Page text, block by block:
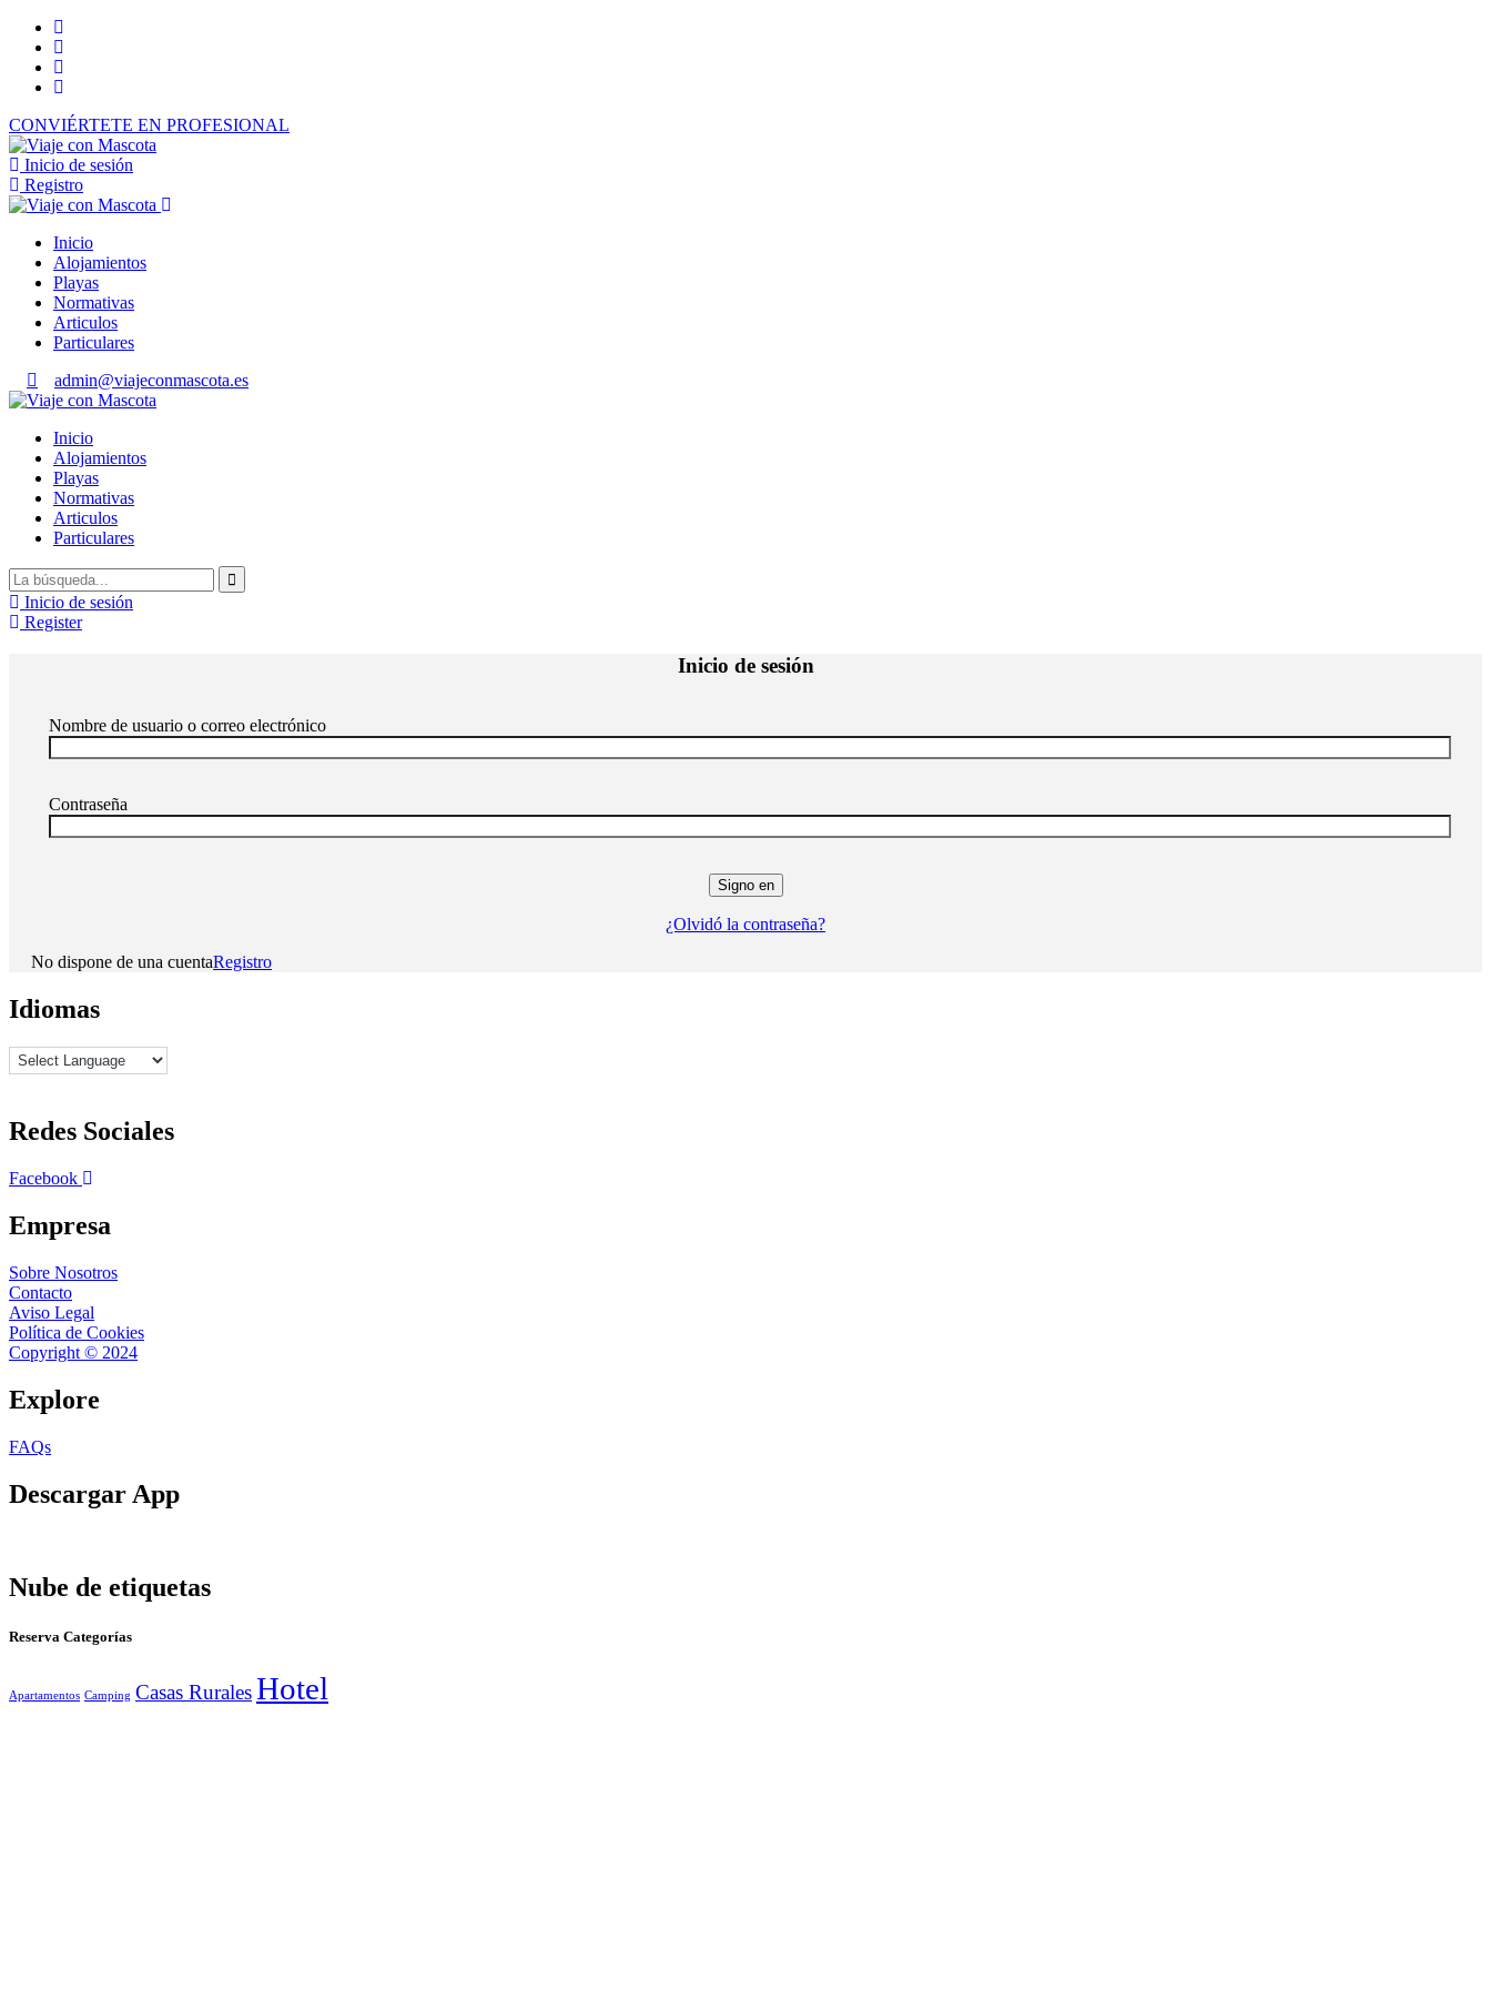
CONVIÉRTETE EN PROFESIONAL
Inicio de sesión
Registro
Inicio
Alojamientos
Playas
Normativas
Articulos
Particulares
admin@viajeconmascota.es
Inicio
Alojamientos
Playas
Normativas
Articulos
Particulares
Inicio de sesión
Register
Inicio de sesión
Nombre de usuario o correo electrónico
Contraseña
¿Olvidó la contraseña?
No dispone de una cuentaRegistro
Idiomas
Redes Sociales
Facebook
Empresa
Sobre Nosotros
Contacto
Aviso Legal
Política de Cookies
Copyright © 2024
Explore
FAQs
Descargar App
Nube de etiquetas
Reserva Categorías
Apartamentos Camping Casas RuralesHotel